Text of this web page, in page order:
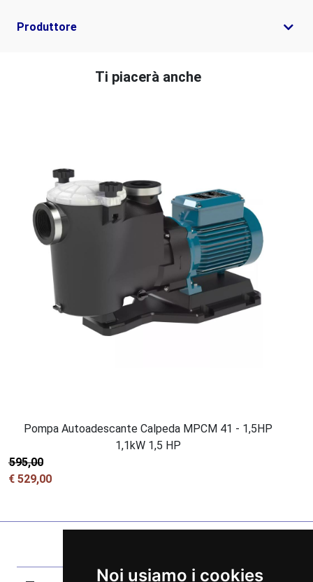
Noi usiamo i cookies
Produttore
Ti piacerà anche
Pompa Autoadescante Calpeda MPCM 41 - 1,5HP
1,1kW 1,5 HP
€ 595,00
€ 529,00